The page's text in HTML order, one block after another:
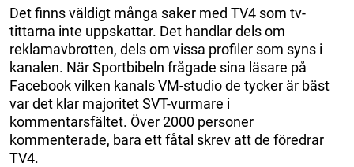
Det finns väldigt många saker med TV4 som tv-
tittarna inte uppskattar. Det handlar dels om
reklamavbrotten, dels om vissa profiler som syns i
kanalen. När Sportbibeln frågade sina läsare på
Facebook vilken kanals VM-studio de tycker är bäst
var det klar majoritet SVT-vurmare i
kommentarsfältet. Över 2000 personer
kommenterade, bara ett fåtal skrev att de föredrar
TV4.